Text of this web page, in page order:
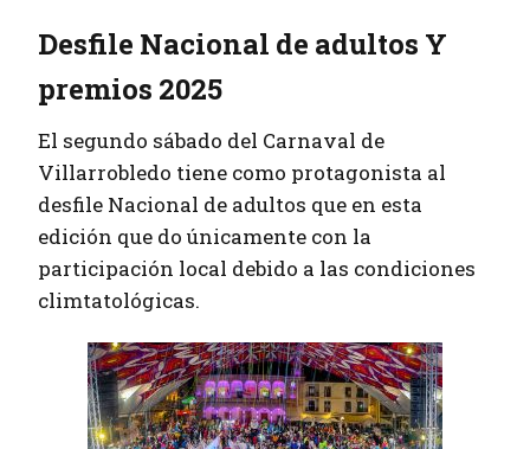
Desfile Nacional de adultos Y
premios 2025
El segundo sábado del Carnaval de
Villarrobledo tiene como protagonista al
desfile Nacional de adultos que en esta
edición que do únicamente con la
participación local debido a las condiciones
climtatológicas.